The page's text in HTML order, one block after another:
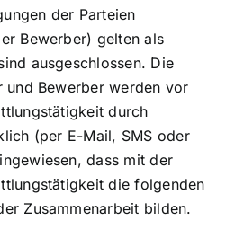
der Parteien
Bewerber) gelten als
ausgeschlossen. Die
und Bewerber werden vor
durch
(per E-Mail, SMS oder
dass mit der
die folgenden
Zusammenarbeit bilden.